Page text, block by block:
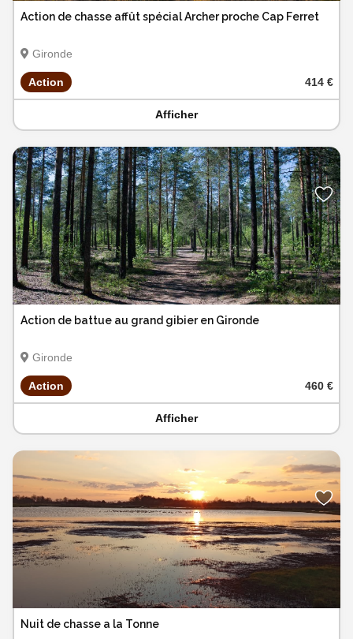
Action de chasse affût spécial Archer proche Cap Ferret
Gironde
Action 414 €
Afficher
Action de battue au grand gibier en Gironde
Gironde
Action 460 €
Afficher
Nuit de chasse a la Tonne